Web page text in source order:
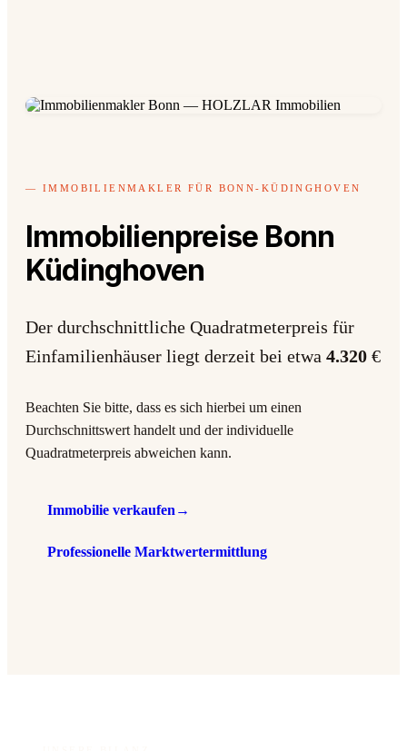
— IMMOBILIENMAKLER FÜR BONN-KÜDINGHOVEN
Immobilienpreise Bonn
Küdinghoven
Der durchschnittliche Quadratmeterpreis für
Einfamilienhäuser liegt derzeit bei etwa 4.320 €
Beachten Sie bitte, dass es sich hierbei um einen
Durchschnittswert handelt und der individuelle
Quadratmeterpreis abweichen kann.
Immobilie verkaufen →
Professionelle Marktwertermittlung